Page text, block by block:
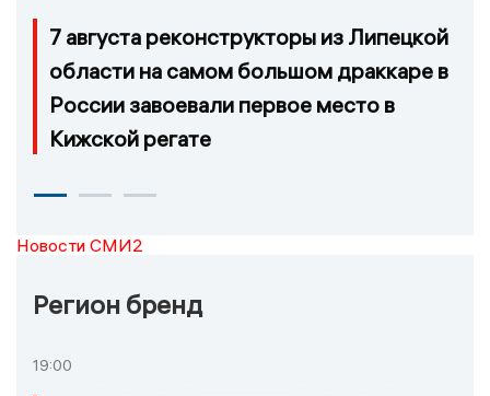
7 августа реконструкторы из Липецкой
области на самом большом драккаре в
России завоевали первое место в
Кижской регате
Новости СМИ2
Регион бренд
19:00